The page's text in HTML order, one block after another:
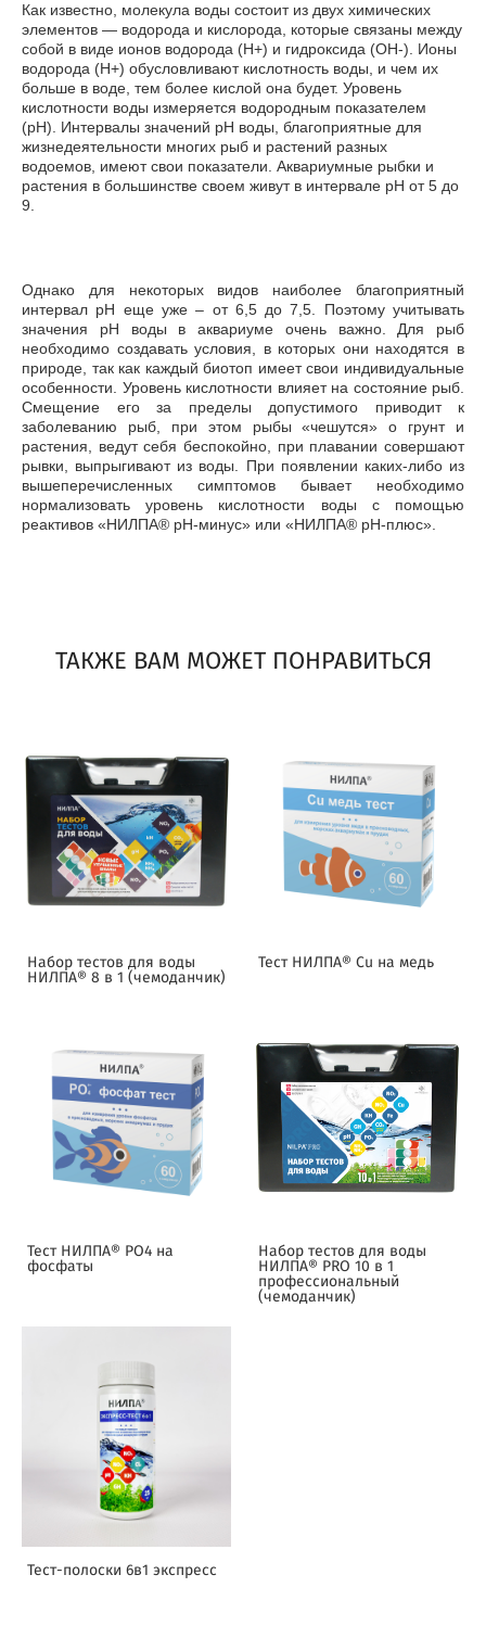
Как известно, молекула воды состоит из двух химических
элементов — водорода и кислорода, которые связаны между
собой в виде ионов водорода (Н+) и гидроксида (OН-). Ионы
водорода (Н+) обусловливают кислотность воды, и чем их
больше в воде, тем более кислой она будет. Уровень
кислотности воды измеряется водородным показателем
(рН). Интервалы значений рН воды, благоприятные для
жизнедеятельности многих рыб и растений разных
водоемов, имеют свои показатели. Аквариумные рыбки и
растения в большинстве своем живут в интервале рН от 5 до
9.
Однако для некоторых видов наиболее благоприятный
интервал рН еще уже – от 6,5 до 7,5. Поэтому учитывать
значения рН воды в аквариуме очень важно. Для рыб
необходимо создавать условия, в которых они находятся в
природе, так как каждый биотоп имеет свои индивидуальные
особенности. Уровень кислотности влияет на состояние рыб.
Смещение его за пределы допустимого приводит к
заболеванию рыб, при этом рыбы «чешутся» о грунт и
растения, ведут себя беспокойно, при плавании совершают
рывки, выпрыгивают из воды. При появлении каких-либо из
вышеперечисленных симптомов бывает необходимо
нормализовать уровень кислотности воды с помощью
реактивов «НИЛПА® pH-минус» или «НИЛПА® pH-плюс».
ТАКЖЕ ВАМ МОЖЕТ ПОНРАВИТЬСЯ
Набор тестов для воды
НИЛПА® 8 в 1 (чемоданчик)
Тест НИЛПА® Cu на медь
Тест НИЛПА® PO4 на
фосфаты
Набор тестов для воды
НИЛПА® PRO 10 в 1
профессиональный
(чемоданчик)
Тест-полоски 6в1 экспресс